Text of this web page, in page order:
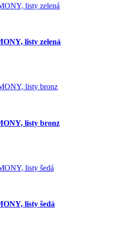
listy zelená
listy bronz
listy šedá